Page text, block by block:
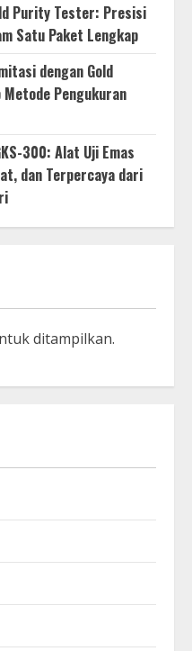
Purity Tester: Presisi
Satu Paket Lengkap
dengan Gold
Pengukuran
300: Alat Uji Emas
dan Terpercaya dari
ditampilkan.